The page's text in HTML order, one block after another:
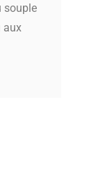
souple
aux